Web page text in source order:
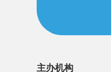
主办机构